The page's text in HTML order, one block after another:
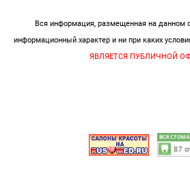
Вся информация, размещенная на данном
информационный характер и ни при каких
ЯВЛЯЕТСЯ ПУБЛИЧНОЙ